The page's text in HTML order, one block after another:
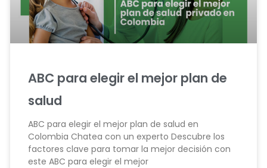
ABC para elegir el mejor plan de
salud
ABC para elegir el mejor plan de salud en
Colombia Chatea con un experto Descubre los
factores clave para tomar la mejor decisión con
este ABC para elegir el mejor